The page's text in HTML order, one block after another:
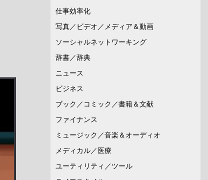
仕事効率化
写真／ビデオ／メディア＆動画
ソーシャルネットワーキング
辞書／辞典
ニュース
ビジネス
ブック／コミック／書籍＆文献
ファイナンス
ミュージック／音楽＆オーディオ
メディカル／医療
ユーティリティ／ツール